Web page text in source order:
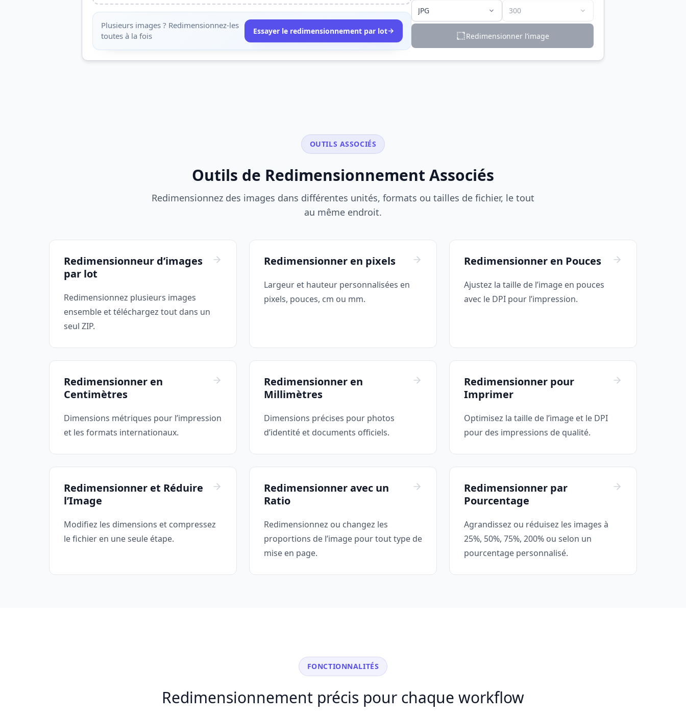
Plusieurs images ? Redimensionnez-les
toutes à la fois
Essayer le redimensionnement par lot→
Redimensionner l’image
OUTILS ASSOCIÉS
Outils de Redimensionnement Associés
Redimensionnez des images dans différentes unités, formats ou tailles de fichier, le tout
au même endroit.
Redimensionneur d’images
par lot
Redimensionnez plusieurs images
ensemble et téléchargez tout dans un
seul ZIP.
Redimensionner en pixels
Largeur et hauteur personnalisées en
pixels, pouces, cm ou mm.
Redimensionner en Pouces
Ajustez la taille de l’image en pouces
avec le DPI pour l’impression.
Redimensionner en
Centimètres
Dimensions métriques pour l’impression
et les formats internationaux.
Redimensionner en
Millimètres
Dimensions précises pour photos
d’identité et documents officiels.
Redimensionner pour
Imprimer
Optimisez la taille de l’image et le DPI
pour des impressions de qualité.
Redimensionner et Réduire
l’Image
Modifiez les dimensions et compressez
le fichier en une seule étape.
Redimensionner avec un
Ratio
Redimensionnez ou changez les
proportions de l’image pour tout type de
mise en page.
Redimensionner par
Pourcentage
Agrandissez ou réduisez les images à
25%, 50%, 75%, 200% ou selon un
pourcentage personnalisé.
FONCTIONNALITÉS
Redimensionnement précis pour chaque workflow